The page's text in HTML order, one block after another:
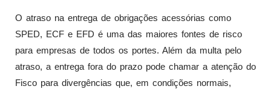
O atraso na entrega de obrigações acessórias como
SPED, ECF e EFD é uma das maiores fontes de risco
para empresas de todos os portes. Além da multa pelo
atraso, a entrega fora do prazo pode chamar a atenção do
Fisco para divergências que, em condições normais,